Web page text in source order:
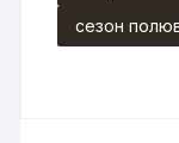
сезон